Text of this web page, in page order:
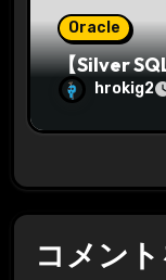
Oracle
【Silver
hrokig2
コメン